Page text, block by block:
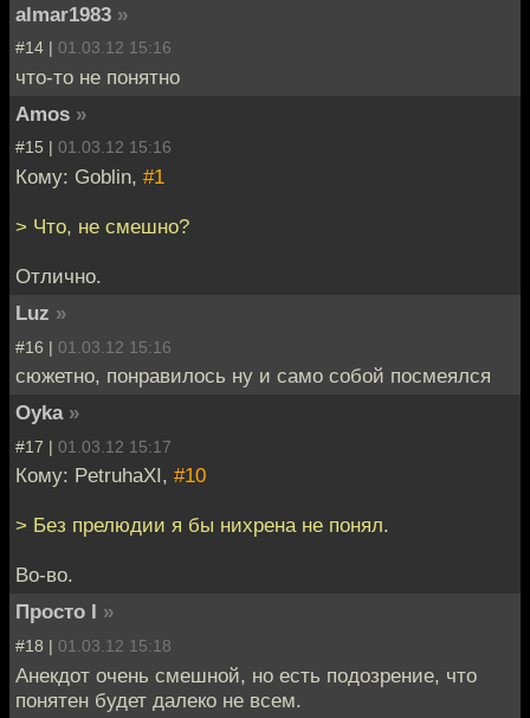
almar1983 »
#14 | 01.03.12 15:16
что-то не понятно
Amos »
#15 | 01.03.12 15:16
Кому: Goblin, #1
> Что, не смешно?
Отлично.
Luz »
#16 | 01.03.12 15:16
сюжетно, понравилось ну и само собой посмеялся
Oyka »
#17 | 01.03.12 15:17
Кому: PetruhaXI, #10
> Без прелюдии я бы нихрена не понял.
Во-во.
Просто I »
#18 | 01.03.12 15:18
Анекдот очень смешной, но есть подозрение, что
понятен будет далеко не всем.